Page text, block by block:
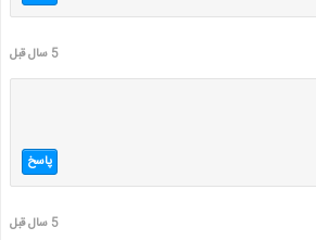
5 سال قبل
پاسخ
5 سال قبل